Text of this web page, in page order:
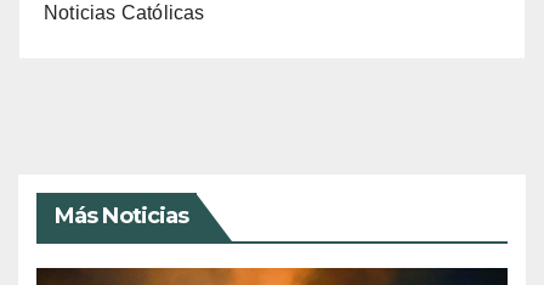
Noticias Católicas
Más Noticias